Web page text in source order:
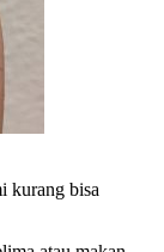
kurang bisa